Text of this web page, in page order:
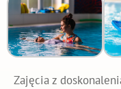
Zajęcia z